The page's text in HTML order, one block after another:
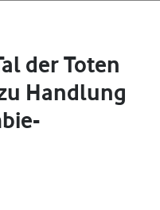
der Toten
Handlung